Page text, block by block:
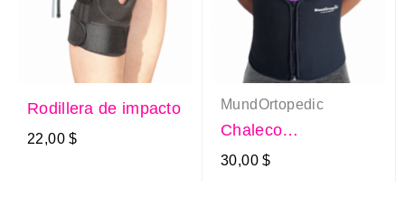
Rodillera de impacto
22,00 $
MundOrtopedic
Chaleco
adelgazante para
mujer
30,00 $